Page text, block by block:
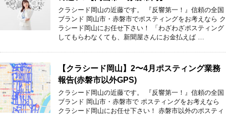
クラシード岡山の近藤です。 『反響第一！』信頼の全国
ブランド 岡山市・赤磐市でポスティングをお考えなら ク
ラシード岡山にお任せ下さい！ 「わざわざポスティング
してもらわなくても、新聞屋さんにお金払えば …
【クラシード岡山】2〜4月ポスティング業務
報告(赤磐市以外GPS)
クラシード岡山の近藤です。 『反響第一！』信頼の全国
ブランド 岡山市・赤磐市で ポスティングをお考えなら
クラシード岡山にお任せ下さい！ 赤磐市以外のポスティ